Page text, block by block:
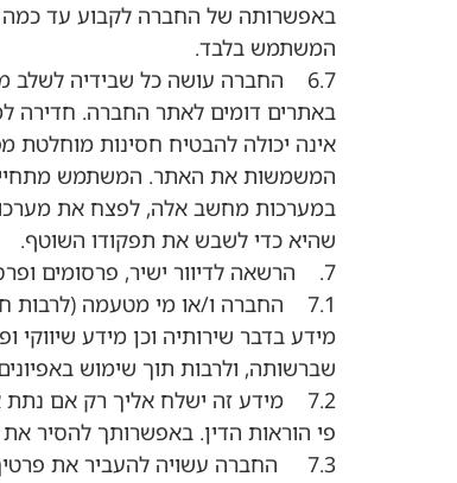
באפשרותה של החברה לקבוע עד כמה
המשתמש בלבד.
6.7 החברה עושה כל שבידיה
באתרים דומים לאתר החברה. חדירה
אינה יכולה להבטיח חסינות מוחלטת
המשמשות את האתר. המשתמש מתחייב
במערכות מחשב אלה, לפצח את
שהיא כדי לשבש את תפקודו השוטף.
7. הרשאה לדיוור ישיר, פרסומים ופרסומות
7.1 החברה ו/או מי מטעמה
מידע בדבר שירותיה וכן מידע
שברשותה, ולרבות תוך שימוש
7.2 מידע זה ישלח אליך רק אם
פי הוראות הדין. באפשרותך להסיר
7.3 החברה עשויה להעביר את